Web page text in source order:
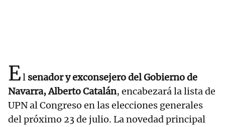
El senador y exconsejero del Gobierno de
Navarra, Alberto Catalán, encabezará la lista de
UPN al Congreso en las elecciones generales
del próximo 23 de julio. La novedad principal